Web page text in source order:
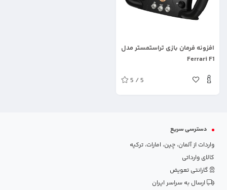
افزونه فرمان بازی تراستمستر مدل
Ferrari F1
5 / 5
دسترسی سریع
واردات از آلمان، چین، امارات، ترکیه
کالای وارداتی
گارانتی تعویض
ارسال به سراسر ایران